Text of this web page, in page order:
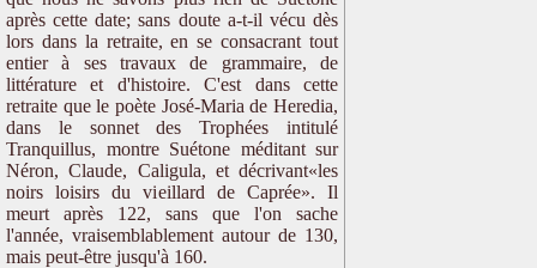
après cette date; sans doute a-t-il vécu dès
lors dans la retraite, en se consacrant tout
entier à ses travaux de grammaire, de
littérature et d'histoire. C'est dans cette
retraite que le poète José-Maria de Heredia,
dans le sonnet des Trophées intitulé
Tranquillus, montre Suétone méditant sur
Néron, Claude, Caligula, et décrivant«les
noirs loisirs du vieillard de Caprée». Il
meurt après 122, sans que l'on sache
l'année, vraisemblablement autour de 130,
mais peut-être jusqu'à 160.